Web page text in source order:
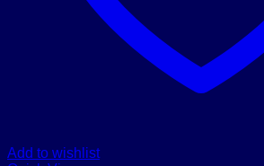
Add to wishlist